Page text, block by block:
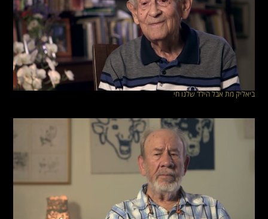
ביאליק מת אבל הילד שלנו חי